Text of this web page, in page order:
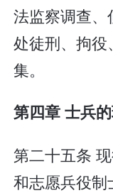
法监察调查
处徒刑、拘
集。
第四章 士兵
第二十五条
和志愿兵役制